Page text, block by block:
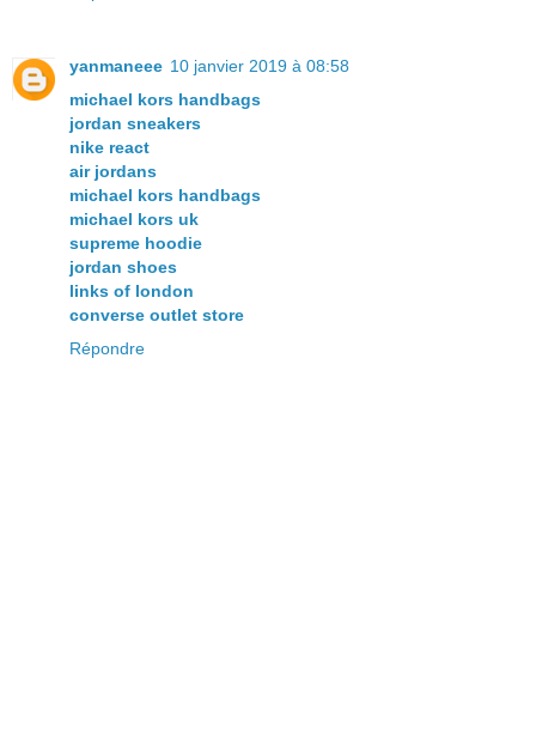
yanmaneee 10 janvier 2019 à 08:58
michael kors handbags
jordan sneakers
nike react
air jordans
michael kors handbags
michael kors uk
supreme hoodie
jordan shoes
links of london
converse outlet store
Répondre